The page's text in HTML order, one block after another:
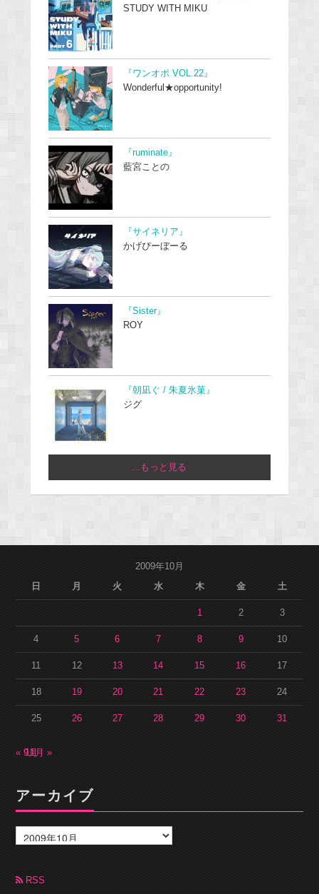
STUDY WITH MIKU
『ワンオポ VOL.22』
Wonderful★opportunity!
『ruminate』
藍宮ことの
『サイネリア』
かげぴーぼーる
『Sister』
ROY
『朝凪ぐ / 朱夏氷菓』
ジグ
...もっと見る
2009年10月
日
月 火 水 木 金 土
1 2 3
4 5 6 7 8 9 10
11 12 13 14 15 16 17
18 19 20 21 22 23 24
25 26 27 28 29 30 31
« 9月
11月 »
アーカイブ
ー
カ
ブ RSS